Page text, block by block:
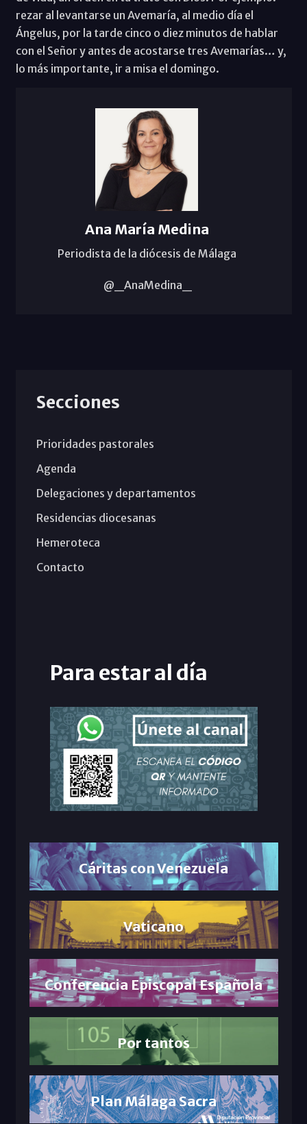
rezar al levantarse un Avemaría, al medio día el
Ángelus, por la tarde cinco o diez minutos de hablar
con el Señor y antes de acostarse tres Avemarías… y,
lo más importante, ir a misa el domingo.
Ana María Medina
Periodista de la diócesis de Málaga
@_AnaMedina_
Secciones
Prioridades pastorales
Agenda
Delegaciones y departamentos
Residencias diocesanas
Hemeroteca
Contacto
Para estar al día
Cáritas con Venezuela
Vaticano
Conferencia Episcopal Española
Por tantos
Plan Málaga Sacra